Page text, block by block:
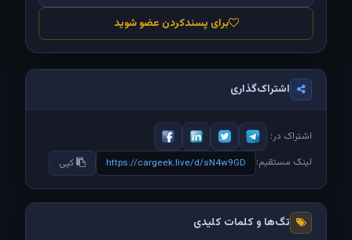
برای پسندکردن عضو شوید
اشتراک‌گذاری
اشتراک در:
لینک مستقیم: https://cargeek.live/d/sN4w9GD کپی
تگ‌ها و کلمات کلیدی